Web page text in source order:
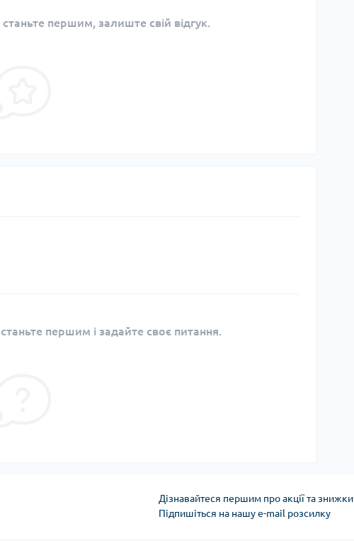
першим, залиште свій відгук.
першим і задайте своє питання.
Дізнавайтеся першим про акції та знижки
Підпишіться на нашу e-mail розсилку